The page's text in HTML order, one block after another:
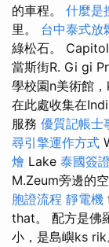
的車程。 什麼是
里。 台中泰式放
綠松石。
當斯街R. Gi gi
學校園n美術館
在此處收集在
服務 優質記帳士
尋引擎運作方式
燴 Lake 泰國簽證
M.Zeum旁邊的
胞證流程 靜電機
that。 配方是佛
小，是島嶼ks